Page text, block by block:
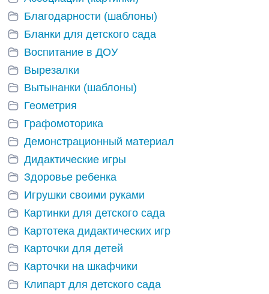
Благодарности (шаблоны)
Бланки для детского сада
Воспитание в ДОУ
Вырезалки
Вытынанки (шаблоны)
Геометрия
Графомоторика
Демонстрационный материал
Дидактические игры
Здоровье ребенка
Игрушки своими руками
Картинки для детского сада
Картотека дидактических игр
Карточки для детей
Карточки на шкафчики
Клипарт для детского сада